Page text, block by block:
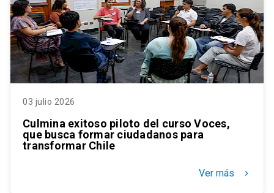
03 julio 2026
Culmina exitoso piloto del curso Voces,
que busca formar ciudadanos para
transformar Chile
Ver más keyboard_arrow_right